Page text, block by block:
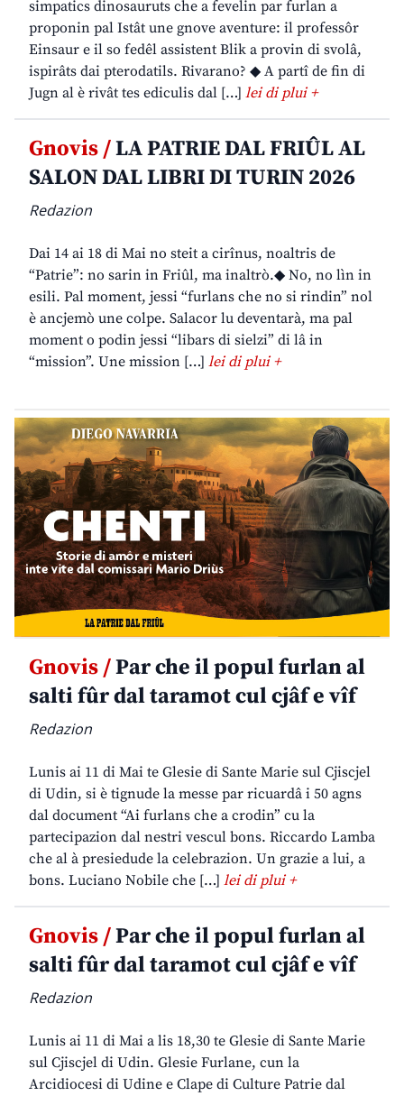
simpatics dinosauruts che a fevelin par furlan a
proponin pal Istât une gnove aventure: il professôr
Einsaur e il so fedêl assistent Blik a provin di svolâ,
ispirâts dai pterodatils. Rivarano? ◆ A partî de fin di
Jugn al è rivât tes ediculis dal […] lei di plui +
Gnovis /LA PATRIE DAL FRIÛL AL
SALON DAL LIBRI DI TURIN 2026
Redazion
Dai 14 ai 18 di Mai no steit a cirînus, noaltris de
“Patrie”: no sarin in Friûl, ma inaltrò.◆ No, no lìn in
esili. Pal moment, jessi “furlans che no si rindin” nol
è ancjemò une colpe. Salacor lu deventarà, ma pal
moment o podin jessi “libars di sielzi” di lâ in
“mission”. Une mission […] lei di plui +
Gnovis /Par che il popul furlan al
salti fûr dal taramot cul cjâf e vîf
Redazion
Lunis ai 11 di Mai te Glesie di Sante Marie sul Cjiscjel
di Udin, si è tignude la messe par ricuardâ i 50 agns
dal document “Ai furlans che a crodin” cu la
partecipazion dal nestri vescul bons. Riccardo Lamba
che al à presiedude la celebrazion. Un grazie a lui, a
bons. Luciano Nobile che […] lei di plui +
Gnovis /Par che il popul furlan al
salti fûr dal taramot cul cjâf e vîf
Redazion
Lunis ai 11 di Mai a lis 18,30 te Glesie di Sante Marie
sul Cjiscjel di Udin. Glesie Furlane, cun la
Arcidiocesi di Udine e Clape di Culture Patrie dal